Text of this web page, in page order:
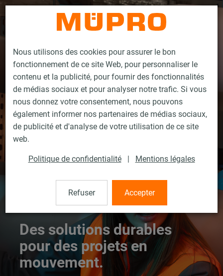
Nous utilisons des cookies pour assurer le bon
fonctionnement de ce site Web, pour personnaliser le
contenu et la publicité, pour fournir des fonctionnalités
de médias sociaux et pour analyser notre trafic. Si vous
nous donnez votre consentement, nous pouvons
également informer nos partenaires de médias sociaux,
de publicité et d'analyse de votre utilisation de ce site
web.
Politique de confidentialité | Mentions légales
Refuser Accepter
Contact
Des solutions durables
pour des projets en
mouvement.